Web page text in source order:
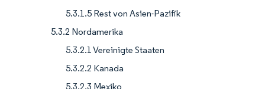
5.3.1.5 Rest von Asien-Pazifik
5.3.2 Nordamerika
5.3.2.1 Vereinigte Staaten
5.3.2.2 Kanada
5.3.2.3 Mexiko